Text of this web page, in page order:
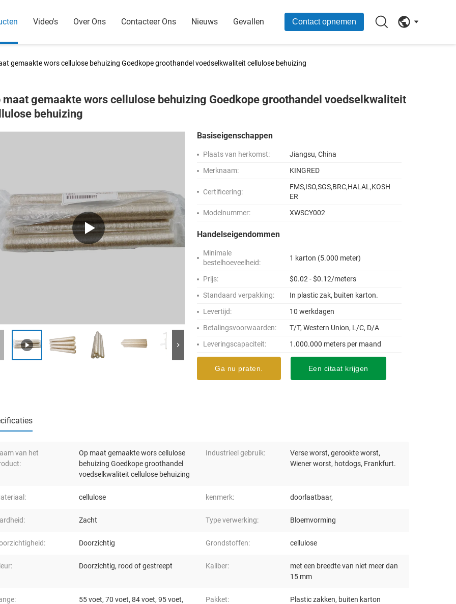
Video's Over Ons Contacteer Ons Nieuws Gevallen Contact opnemen
gemaakte wors cellulose behuizing Goedkope groothandel voedselkwaliteit cellulose behuizing
maat gemaakte wors cellulose behuizing Goedkope groothandel voedselkwaliteit
behuizing
Basiseigenschappen
Plaats van herkomst:
Jiangsu, China
Merknaam:
KINGRED
Certificering:
FMS,ISO,SGS,BRC,HALAL,KOSH
ER
Modelnummer:
XWSCY002
Handelseigendommen
Minimale
bestelhoeveelheid:
1 karton (5.000 meter)
Prijs:
$0.02 - $0.12/meters
Standaard verpakking:
In plastic zak, buiten karton.
Levertijd:
10 werkdagen
Betalingsvoorwaarden:
T/T, Western Union, L/C, D/A
Leveringscapaciteit:
1.000.000 meters per maand
Ga nu praten. Een citaat krijgen
van het
Op maat gemaakte wors cellulose
behuizing Goedkope groothandel
voedselkwaliteit cellulose behuizing
Industrieel gebruik:
Verse worst, gerookte worst,
Wiener worst, hotdogs, Frankfurt.
cellulose kenmerk: doorlaatbaar,
Zacht Type verwerking: Bloemvorming
Doorzichtig Grondstoffen: cellulose
Doorzichtig, rood of gestreept Kaliber:
met een breedte van niet meer dan
15 mm
55 voet, 70 voet, 84 voet, 95 voet,
Pakket: Plastic zakken, buiten karton